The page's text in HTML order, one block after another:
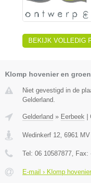
BEKIJK VOLLEDIG
Klomp hovenier en
Niet gevestigd in de
Gelderland.
Gelderland » Eerbeek
Wedinkerf 12, 6961 MV
Tel: 06 10587877, Fax:
E-mail › Klomp